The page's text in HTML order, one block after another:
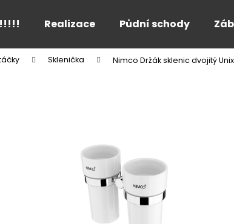
Realizace Půdní schody
Sklenička Nimco Držák sklenic dvojitý Unix
Co potřebujete najít?
Doporučujeme